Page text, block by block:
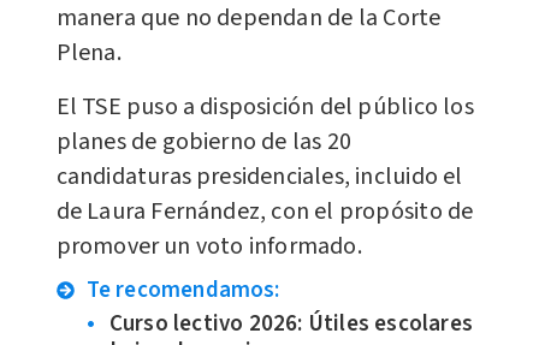
manera que no dependan de la Corte
Plena.
El TSE puso a disposición del público los
planes de gobierno de las 20
candidaturas presidenciales, incluido el
de Laura Fernández, con el propósito de
promover un voto informado.
Te recomendamos:
Curso lectivo 2026: Útiles escolares